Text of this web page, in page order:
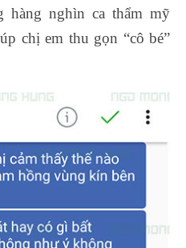
hàng nghìn ca thẩm mỹ
chị em thu gọn “cô bé”